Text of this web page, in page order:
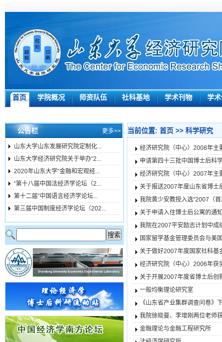
首页 学院概况 师资队伍 社科基地 学术刊物 学
公告栏 更多>>
山东大学山东发展研究院定制化...
山东大学经济研究院关于举办“2...
2020年山东大学“金融和宏观经...
“第十八届中国法经济学论坛（2...
第十二届“中国语言经济学论坛...
第三届中国制度经济学论坛（202...
当前位置: 首页 >> 科学研究
经济研究院（中心）2008年主
申请第四十三批中国博士后科
经济研究院（中心）2007年主
关于报送2007年度山东省博士
我院黄少安教授入选“2007（
关于申请入住博士后公寓的通
我院在2007平安励志计划中成
国家留学基金管理委员会与美
关于做好2007年度国家社科基
经济研究院（中心）2006年获
关于开展2007年度省博士后创
一般均衡理论研究室
《山东省产业集群调查问卷》
我院徐晓曼、李增刚两位老师
金融理论与金融工程研究所